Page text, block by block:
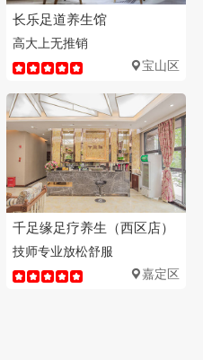
长乐足道养生馆
高大上无推销
宝山区
千足缘足疗养生（西区店）
技师专业放松舒服
嘉定区